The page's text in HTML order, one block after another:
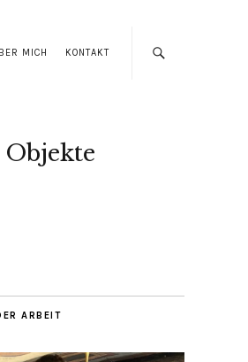
MICH KONTAKT
ARBEIT